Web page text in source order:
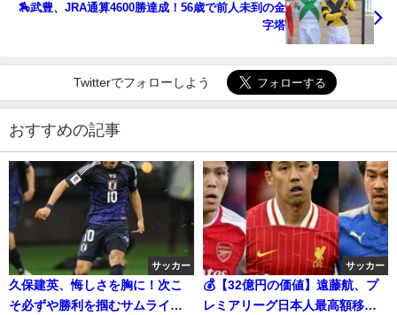
🏇武豊、JRA通算4600勝達成！56歳で前人未到の金
字塔
Twitterでフォローしよう
おすすめの記事
サッカー
久保建英、悔しさを胸に！次こ
そ必ずや勝利を掴むサムライブ
サッカー
💰【32億円の価値】遠藤航、プ
レミアリーグ日本人最高額移籍